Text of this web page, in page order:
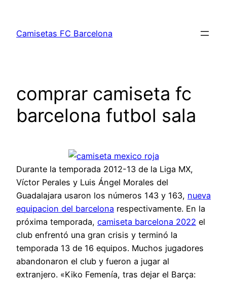
contenido
Camisetas FC Barcelona
comprar camiseta fc
barcelona futbol sala
Durante la temporada 2012-13 de la Liga MX,
Víctor Perales y Luis Ángel Morales del
Guadalajara usaron los números 143 y 163, nueva
equipacion del barcelona respectivamente. En la
próxima temporada, camiseta barcelona 2022 el
club enfrentó una gran crisis y terminó la
temporada 13 de 16 equipos. Muchos jugadores
abandonaron el club y fueron a jugar al
extranjero. «Kiko Femenía, tras dejar el Barça: